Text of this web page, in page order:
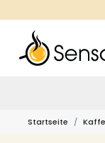
Startseite